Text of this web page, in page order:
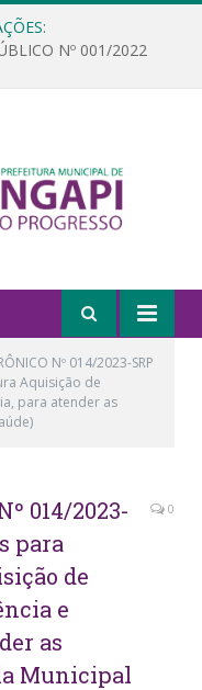
Nº 001/2022
Nº 014/2023-SRP
Aquisição de
para atender as
014/2023-
para
de
e
as
Municipal
0